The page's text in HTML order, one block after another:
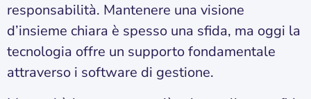
responsabilità. Mantenere una visione
d’insieme chiara è spesso una sfida, ma oggi la
tecnologia offre un supporto fondamentale
attraverso i software di gestione.